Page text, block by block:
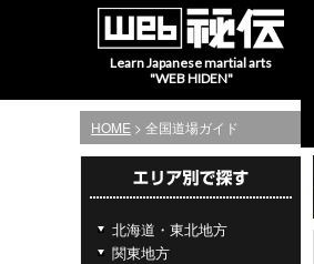
Learn Japanese martial arts
"WEB HIDEN"
HOME > 全国道場ガイド
北海道・東北地方
関東地方